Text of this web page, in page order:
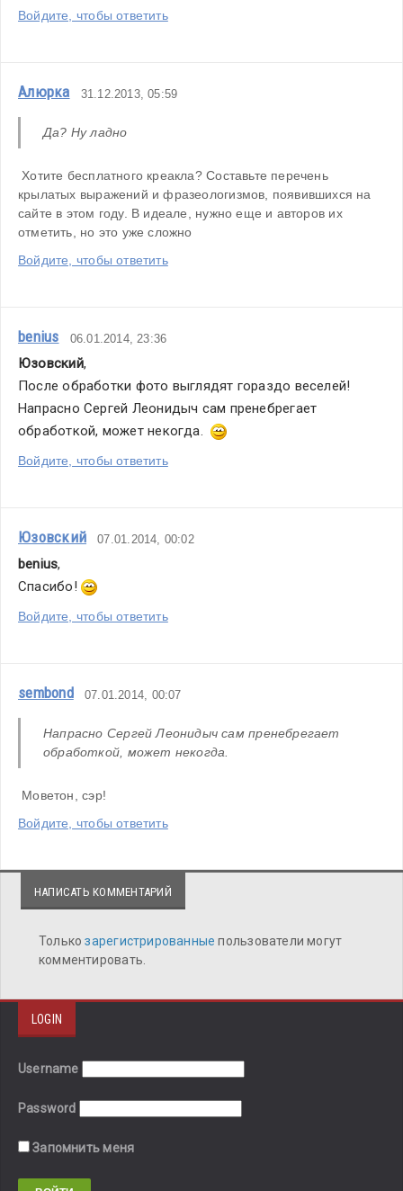
Войдите, чтобы ответить
Алюрка 31.12.2013, 05:59
Да? Ну ладно
Хотите бесплатного креакла? Составьте перечень
крылатых выражений и фразеологизмов, появившихся на
сайте в этом году. В идеале, нужно еще и авторов их
отметить, но это уже сложно
Войдите, чтобы ответить
benius 06.01.2014, 23:36
Юзовский,
После обработки фото выглядят гораздо веселей!
Напрасно Сергей Леонидыч сам пренебрегает
обработкой, может некогда.
Войдите, чтобы ответить
Юзовский 07.01.2014, 00:02
benius,
Спасибо!
Войдите, чтобы ответить
sembond 07.01.2014, 00:07
Напрасно Сергей Леонидыч сам пренебрегает
обработкой, может некогда.
Моветон, сэр!
Войдите, чтобы ответить
НАПИСАТЬ КОММЕНТАРИЙ
Толькозарегистрированныепользователи могут
комментировать.
LOGIN
Username
Password
Запомнить меня